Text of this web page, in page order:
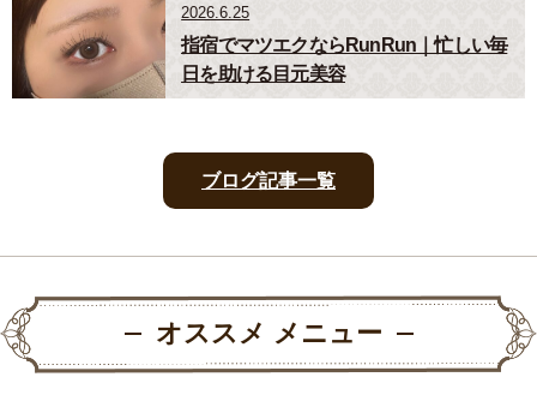
2026.6.25
指宿でマツエクならRunRun｜忙しい毎
日を助ける目元美容
ブログ記事一覧
オススメ メニュー